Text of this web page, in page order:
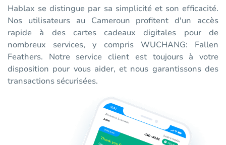
Hablax se distingue par sa simplicité et son efficacité.
Nos utilisateurs au Cameroun profitent d'un accès
rapide à des cartes cadeaux digitales pour de
nombreux services, y compris WUCHANG: Fallen
Feathers. Notre service client est toujours à votre
disposition pour vous aider, et nous garantissons des
transactions sécurisées.